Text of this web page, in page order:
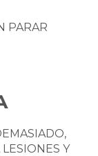
PARAR
Y